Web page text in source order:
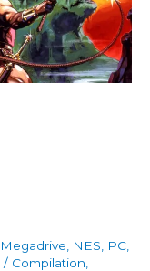
Megadrive NES PC
/ Compilation